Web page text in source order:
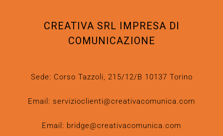
CREATIVA SRL IMPRESA DI
COMUNICAZIONE
Sede: Corso Tazzoli, 215/12/B 10137 Torino
Email: servizioclienti@creativacomunica.com
Email: bridge@creativacomunica.com